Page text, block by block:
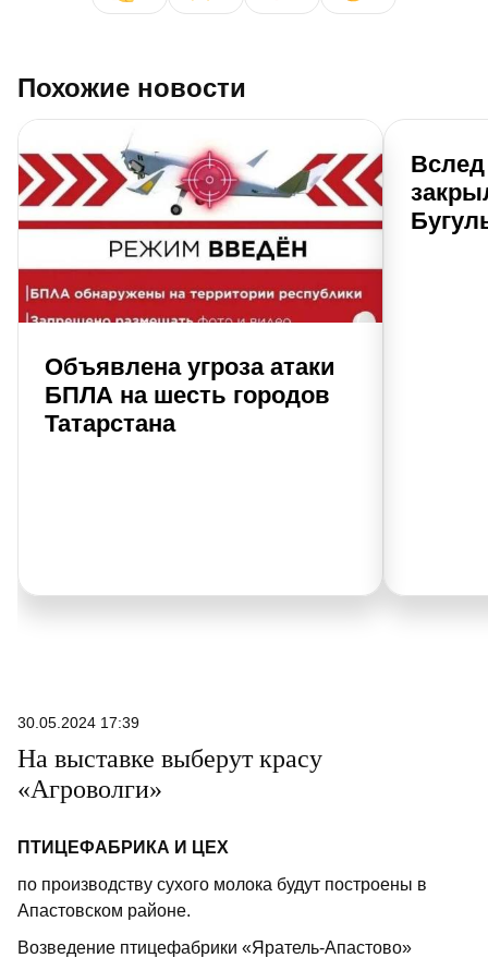
Похожие новости
Объявлена угроза атаки
БПЛА на шесть городов
Татарстана
Вслед
30.05.2024 17:39
На выставке выберут красу
«Агроволги»
ПТИЦЕФАБРИКА И ЦЕХ
по производству сухого молока будут построены в
Апастовском районе.
Возведение птицефаб­рики «Яратель-Апастово»